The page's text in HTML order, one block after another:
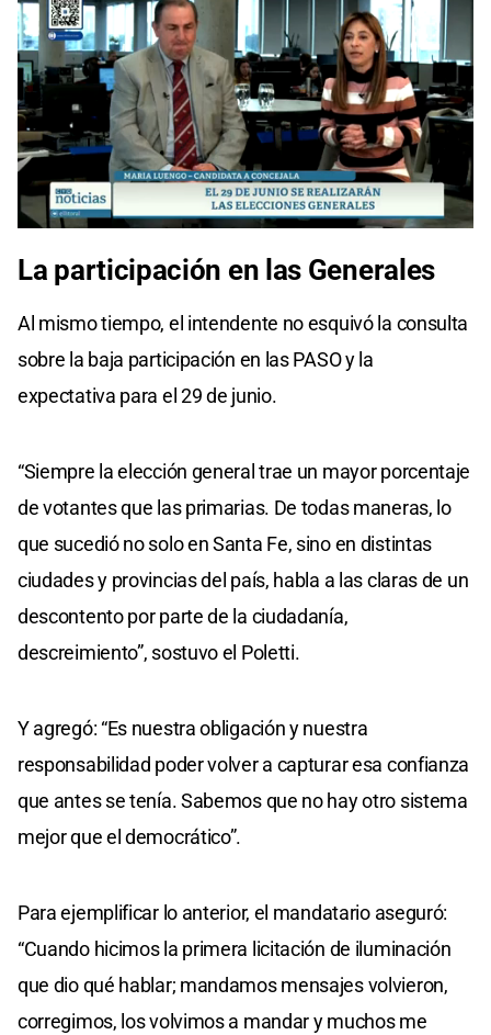
La participación en las Generales
Al mismo tiempo, el intendente no esquivó la consulta
sobre la baja participación en las PASO y la
expectativa para el 29 de junio.
“Siempre la elección general trae un mayor porcentaje
de votantes que las primarias. De todas maneras, lo
que sucedió no solo en Santa Fe, sino en distintas
ciudades y provincias del país, habla a las claras de un
descontento por parte de la ciudadanía,
descreimiento”, sostuvo el Poletti.
Y agregó: “Es nuestra obligación y nuestra
responsabilidad poder volver a capturar esa confianza
que antes se tenía. Sabemos que no hay otro sistema
mejor que el democrático”.
Para ejemplificar lo anterior, el mandatario aseguró:
“Cuando hicimos la primera licitación de iluminación
que dio qué hablar; mandamos mensajes volvieron,
corregimos, los volvimos a mandar y muchos me